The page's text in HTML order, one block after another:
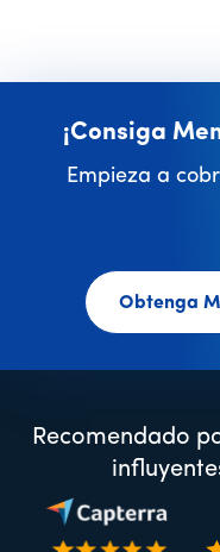
¡Consiga
Empieza a
Obtenga
Recomendado